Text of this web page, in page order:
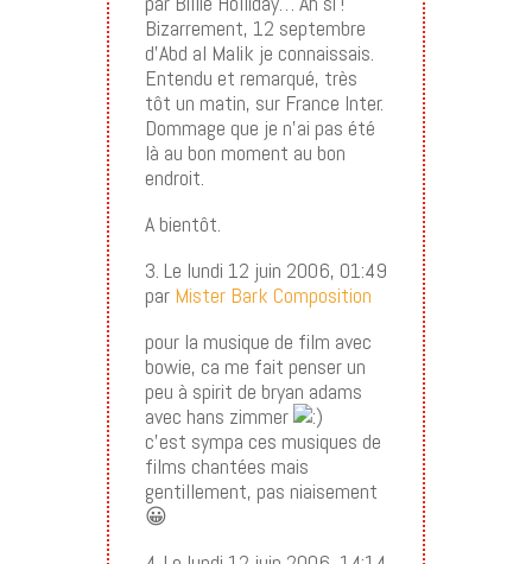
Bizarrement, 12 septembre
d’Abd al Malik je connaissais.
Entendu et remarqué, très
tôt un matin, sur France Inter.
Dommage que je n’ai pas été
là au bon moment au bon
endroit.
A bientôt.
3. Le lundi 12 juin 2006, 01:49
par Mister Bark Composition
pour la musique de film avec
bowie, ca me fait penser un
peu à spirit de bryan adams
avec hans zimmer
c’est sympa ces musiques de
films chantées mais
gentillement, pas niaisement
😀